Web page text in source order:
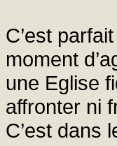
C’est
moment
une Eglise
affronter ni
C’est dans